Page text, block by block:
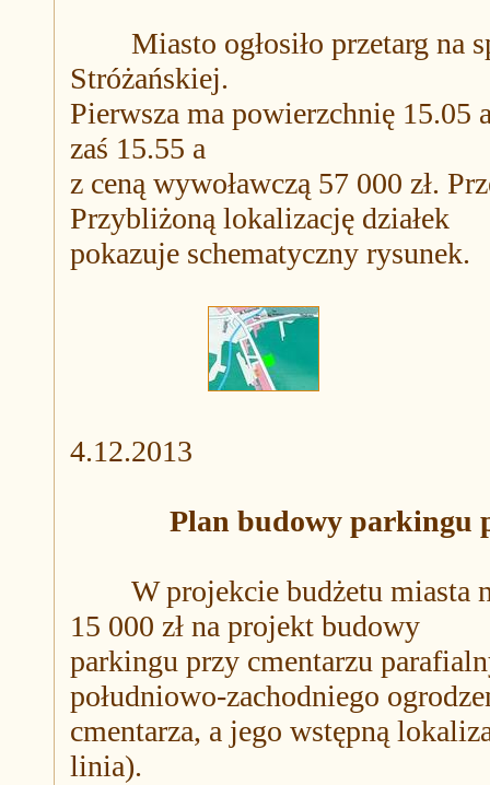
Miasto ogłosiło przetarg na
Stróżańskiej.
Pierwsza ma powierzchnię 15.05
zaś 15.55 a
z ceną wywoławczą 57 000 zł.
Przybliżoną lokalizację działek
pokazuje schematyczny rysunek.
4.12.2013
Plan budowy parkingu
W projekcie budżetu miasta
15 000 zł na projekt budowy
parkingu przy cmentarzu
południowo-zachodniego
cmentarza, a jego wstępną
linia).